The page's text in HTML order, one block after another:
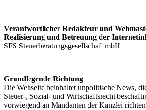
Verantwortlicher Redakteur und
Realisierung und Betreuung der
SFS Steuerberatungsgesellschaft mbH
Grundlegende Richtung
Die Webseite beinhaltet unpolitische News,
Steuer-, Sozial- und Wirtschaftsrecht
vorwiegend an Mandanten der Kanzlei